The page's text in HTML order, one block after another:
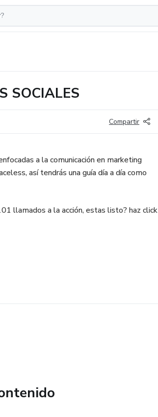
SOCIALES
Compartir
a la comunicación en marketing
así tendrás una guía día a día como
llamados a la acción, estas listo? haz click